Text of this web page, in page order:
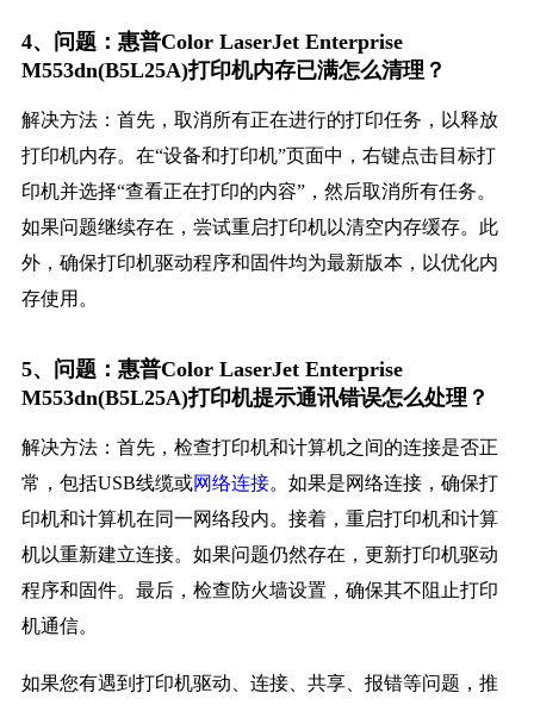
4、问题：惠普Color LaserJet Enterprise
M553dn(B5L25A)打印机内存已满怎么清理？
解决方法：首先，取消所有正在进行的打印任务，以释放
打印机内存。在“设备和打印机”页面中，右键点击目标打
印机并选择“查看正在打印的内容”，然后取消所有任务。
如果问题继续存在，尝试重启打印机以清空内存缓存。此
外，确保打印机驱动程序和固件均为最新版本，以优化内
存使用。
5、问题：惠普Color LaserJet Enterprise
M553dn(B5L25A)打印机提示通讯错误怎么处理？
解决方法：首先，检查打印机和计算机之间的连接是否正
常，包括USB线缆或网络连接。如果是网络连接，确保打
印机和计算机在同一网络段内。接着，重启打印机和计算
机以重新建立连接。如果问题仍然存在，更新打印机驱动
程序和固件。最后，检查防火墙设置，确保其不阻止打印
机通信。
如果您有遇到打印机驱动、连接、共享、报错等问题，推